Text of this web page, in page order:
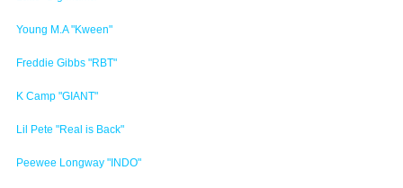
Young M.A "Kween"
Freddie Gibbs "RBT"
K Camp "GIANT"
Lil Pete "Real is Back"
Peewee Longway "INDO"